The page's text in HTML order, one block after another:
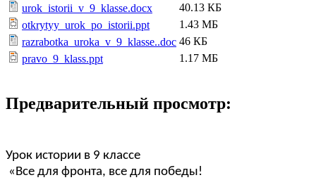
urok_istorii_v_9_klasse.docx
40.13 КБ
otkrytyy_urok_po_istorii.ppt
1.43 МБ
razrabotka_uroka_v_9_klasse..doc 46 КБ
pravo_9_klass.ppt
1.17 МБ
Предварительный просмотр:
Урок истории в 9 классе
«Все для фронта, все для победы!